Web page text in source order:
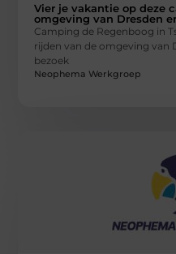
Vier je vakantie op deze
omgeving van Dresden
Camping de Regenboog in
rijden van de omgeving van
bezoek
Neophema Werkgroep